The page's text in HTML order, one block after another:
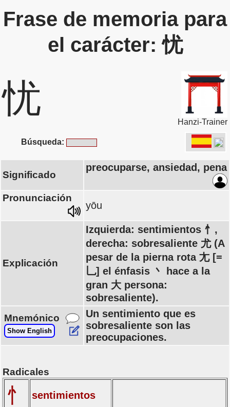
Frase de memoria para
el carácter: 忧
忧
Hanzi-Trainer
Búsqueda:
Significado
preocuparse, ansiedad, pena
Pronunciación
yōu
Explicación
Izquierda: sentimientos 忄,
derecha: sobresaliente 尤 (A
pesar de la pierna rota 尢 [=
乚] el énfasis 丶 hace a la
gran 大 persona:
sobresaliente).
Mnemónico
Show English
Un sentimiento que es
sobresaliente son las
preocupaciones.
Radicales
忄 sentimientos